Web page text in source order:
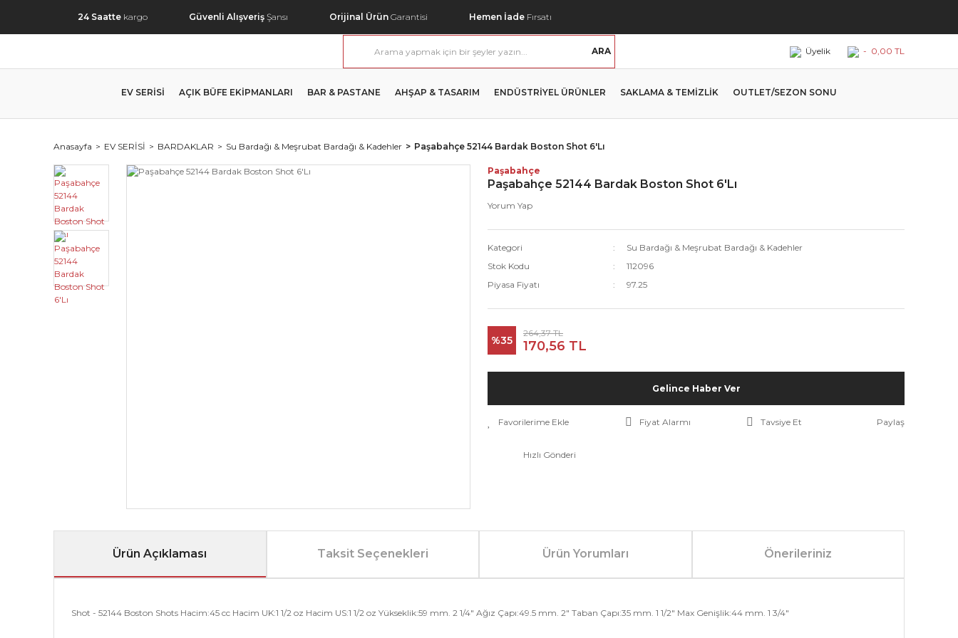
24 Saatte kargo Güvenli Alışveriş Şansı Orijinal Ürün Garantisi Hemen İade Fırsatı
ARA Üyelik - 0,00 TL
EV SERİSİ AÇIK BÜFE EKİPMANLARI BAR & PASTANE AHŞAP & TASARIM ENDÜSTRİYEL ÜRÜNLER SAKLAMA & TEMİZLİK OUTLET/SEZON SONU
Anasayfa EV SERİSİ BARDAKLAR Su Bardağı & Meşrubat Bardağı & Kadehler Paşabahçe 52144 Bardak Boston Shot 6'Lı
Paşabahçe
Paşabahçe 52144 Bardak Boston Shot 6'Lı
Yorum Yap
Kategori
Su Bardağı & Meşrubat Bardağı & Kadehler
Stok Kodu
112096
Piyasa Fiyatı
97.25
%35
264,37 TL
170,56 TL
Gelince Haber Ver
Fiyat Alarmı Tavsiye Et Paylaş
Hızlı Gönderi
Ürün Açıklaması Taksit Seçenekleri Ürün Yorumları Önerileriniz
Shot - 52144 Boston Shots Hacim:45 cc Hacim UK:1 1/2 oz Hacim US:1 1/2 oz Yükseklik:59 mm. 2 1/4" Ağız Çapı:49.5 mm. 2" Taban Çapı:35 mm. 1 1/2" Max Genişlik:44 mm. 1 3/4"